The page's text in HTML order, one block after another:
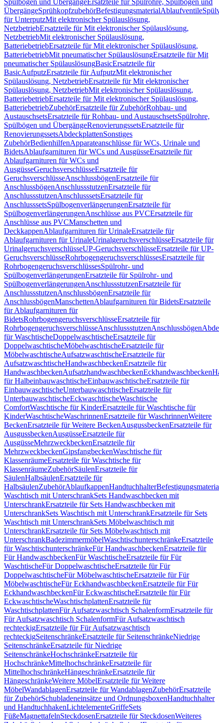
Spülbögen und ÜbergängeErsatzteile für Spülrohre, Spülbögen und
ÜbergängeSprühkopfzubehörBefestigungsmaterialAblaufventile
für UnterputzMit elektronischer Spülauslösung,
NetzbetriebErsatzteile für Mit elektronischer Spülauslösung,
NetzbetriebMit elektronischer Spülauslösung,
BatteriebetriebErsatzteile für Mit elektronischer Spülauslösung,
BatteriebetriebMit pneumatischer SpülauslösungErsatzteile für Mit
pneumatischer SpülauslösungBasicErsatzteile für
BasicAufputzErsatzteile für AufputzMit elektronischer
Spülauslösung, NetzbetriebErsatzteile für Mit elektronischer
Spülauslösung, NetzbetriebMit elektronischer Spülauslösung,
BatteriebetriebErsatzteile für Mit elektronischer Spülauslösung,
BatteriebetriebZubehörErsatzteile für ZubehörRohbau- und
AustauschsetsErsatzteile für Rohbau- und AustauschsetsSpülrohre,
Spülbögen und ÜbergängeRenovierungssetsErsatzteile für
RenovierungssetsAbdeckplattenSonstiges
ZubehörBedienhilfenApparateanschlüsse für WCs, Urinale und
BidetsAblaufgarnituren für WCs und AusgüsseErsatzteile für
Ablaufgarnituren für WCs und
AusgüsseGeruchsverschlüsseErsatzteile für
GeruchsverschlüsseAnschlussbögenErsatzteile für
AnschlussbögenAnschlussstutzenErsatzteile für
AnschlussstutzenAnschlusssetsErsatzteile für
AnschlusssetsSpülbogenverlängerungenErsatzteile für
SpülbogenverlängerungenAnschlüsse aus PVCErsatzteile für
Anschlüsse aus PVCManschetten und
DeckkappenAblaufgarnituren für UrinaleErsatzteile für
Ablaufgarnituren für UrinaleUrinalgeruchsverschlüsseErsatzteile für
UrinalgeruchsverschlüsseUP-GeruchsverschlüsseErsatzteile für UP-
GeruchsverschlüsseRohrbogengeruchsverschlüssesErsatzteile für
RohrbogengeruchsverschlüssesSpülrohr- und
SpülbogenverlängerungenErsatzteile für Spülrohr- und
SpülbogenverlängerungenAnschlussstutzenErsatzteile für
AnschlussstutzenAnschlussbögenErsatzteile für
AnschlussbögenManschettenAblaufgarnituren für BidetsErsatzteile
für Ablaufgarnituren für
BidetsRohrbogengeruchsverschlüsseErsatzteile für
RohrbogengeruchsverschlüsseAnschlussstutzenAnschlussbögen
für WaschtischeDoppelwaschtischeErsatzteile für
DoppelwaschtischeMöbelwaschtischeErsatzteile für
MöbelwaschtischeAufsatzwaschtischeErsatzteile für
AufsatzwaschtischeHandwaschbeckenErsatzteile für
HandwaschbeckenAufsatzhandwaschbeckenEckhandwaschbecken
für HalbeinbauwaschtischeEinbauwaschtischeErsatzteile für
EinbauwaschtischeUnterbauwaschtischeErsatzteile für
UnterbauwaschtischeEckwaschtischeWaschtische
ComfortWaschtische für KinderErsatzteile für Waschtische für
KinderWaschtischeWaschrinnenErsatzteile für WaschrinnenWeitere
BeckenErsatzteile für Weitere BeckenAusgussbeckenErsatzteile für
AusgussbeckenAusgüsseErsatzteile für
AusgüsseMehrzweckbeckenErsatzteile für
MehrzweckbeckenGipsfangbeckenWaschtische für
KlassenräumeErsatzteile für Waschtische für
KlassenräumeZubehörSäulenErsatzteile für
SäulenHalbsäulenErsatzteile für
HalbsäulenZubehörAblaufkappenHandtuchhalter
Waschtisch mit UnterschrankSets Handwaschbecken mit
UnterschrankErsatzteile für Sets Handwaschbecken mit
UnterschrankSets Waschtisch mit UnterschrankErsatzteile für Sets
Waschtisch mit UnterschrankSets Möbelwaschtisch mit
UnterschrankErsatzteile für Sets Möbelwaschtisch mit
UnterschrankBadezimmermöbelWaschtischunterschränkeErsatzteile
für WaschtischunterschränkeFür HandwaschbeckenErsatzteile für
Für HandwaschbeckenFür WaschtischeErsatzteile für Für
WaschtischeFür DoppelwaschtischeErsatzteile für Für
DoppelwaschtischeFür MöbelwaschtischeErsatzteile für Für
MöbelwaschtischeFür EckhandwaschbeckenErsatzteile für Für
EckhandwaschbeckenFür EckwaschtischeErsatzteile für Für
EckwaschtischeWaschtischplattenErsatzteile für
WaschtischplattenFür Aufsatzwaschtisch SchalenformErsatzteile für
Für Aufsatzwaschtisch SchalenformFür Aufsatzwaschtisch
rechteckigErsatzteile für Für Aufsatzwaschtisch
rechteckigSeitenschränkeErsatzteile für SeitenschränkeNiedrige
SeitenschränkeErsatzteile für Niedrige
SeitenschränkeHochschränkeErsatzteile für
HochschränkeMittelhochschränkeErsatzteile für
MittelhochschränkeHängeschränkeErsatzteile für
HängeschränkeWeitere MöbelErsatzteile für Weitere
MöbelWandablagenErsatzteile für WandablagenZubehörErsatzteile
für ZubehörSchubladeneinsätze und OrdnungsboxenHandtuchhalter
und HandtuchhakenLichtelementeGriffeSets
FüßeMagnettafelnSteckdosenErsatzteile für SteckdosenWeiteres